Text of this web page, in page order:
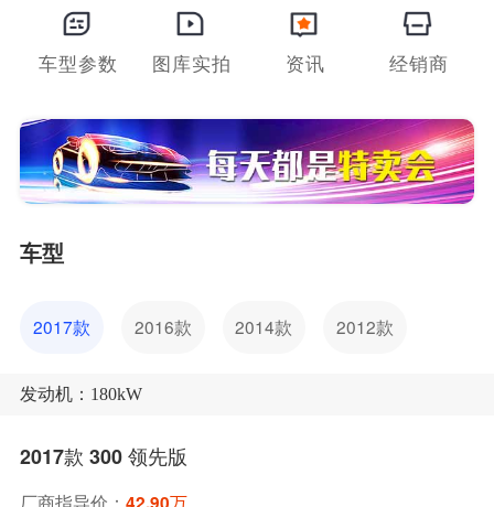
车型参数 图库实拍 资讯 经销商
车型
2017款 2016款 2014款 2012款
发动机：180kW
2017款 300 领先版
厂商指导价：